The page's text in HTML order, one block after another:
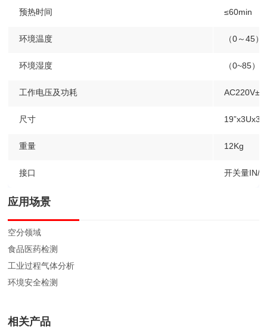
预热时间 ≤60min
环境温度 （0～45
环境湿度 （0~85）
工作电压及功耗
尺寸
重量 12Kg
接口 开关量IN/
应用场景
空分领域
食品医药检测
工业过程气体分析
环境安全检测
相关产品